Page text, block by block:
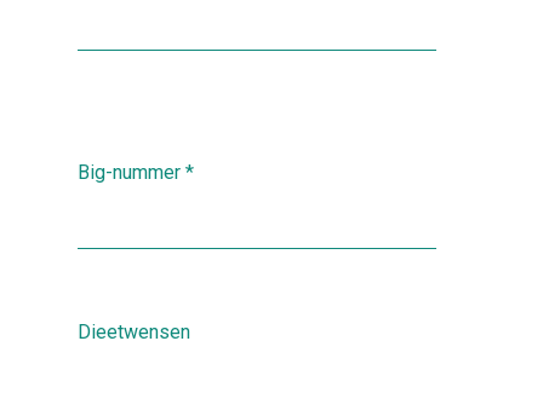
Big-nummer *
Dieetwensen